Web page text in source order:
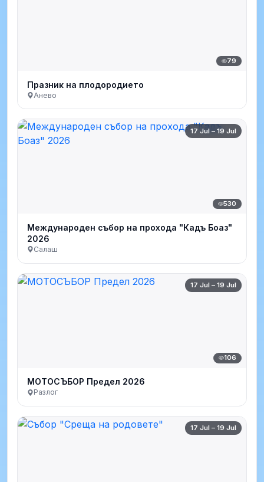
79
Празник на плодородието
Анево
17 Jul – 19 Jul
530
Международен събор на прохода "Кадъ Боаз"
2026
Салаш
17 Jul – 19 Jul
106
МОТОСЪБОР Предел 2026
Разлог
17 Jul – 19 Jul